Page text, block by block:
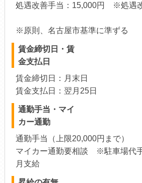
処遇改善手当：15,000円 ※処遇
※原則、名古屋市基準に準ずる
賃金締切日・賃
金支払日
賃金締切日：月末日
賃金支払日：翌月25日
通勤手当・マイ
カー通勤
通勤手当（上限20,000円まで）
マイカー通勤要相談 ※駐車場代
月支給